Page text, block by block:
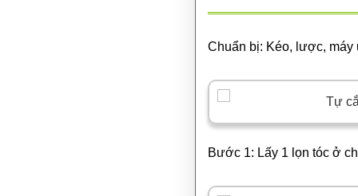
Chuẩn bị: Kéo, lược, máy
Bước 1: Lấy 1 lọn tóc ở